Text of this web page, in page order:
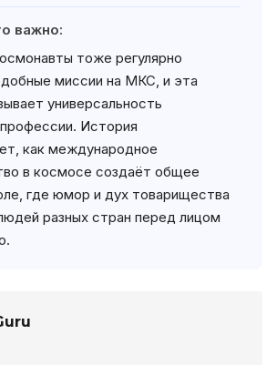
важно:
тоже регулярно
миссии на МКС, и эта
универсальность
История
как международное
в космосе создаёт общее
где юмор и дух товарищества
разных стран перед лицом